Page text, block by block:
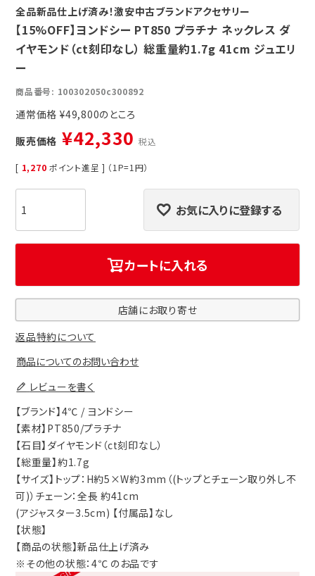
全品新品仕上げ済み！激安中古ブランドアクセサリー
【15%OFF】ヨンドシー PT850 プラチナ ネックレス ダ
イヤモンド（ct刻印なし） 総重量約1.7g 41cm ジュエリ
ー
商品番号 100302050c300892
通常価格 ¥49,800
販売価格 ¥42,330 税込
[ 1,270 ポイント進呈 ] （1P=1円）
お気に入りに登録する
カートに入れる
店舗にお取り寄せ
返品特約について
商品についてのお問い合わせ
レビューを書く
【ブランド】4℃ / ヨンドシー
【素材】PT850/プラチナ
【石目】ダイヤモンド（ct刻印なし）
【総重量】約1.7g
【サイズ】トップ：H約5×W約3mm（(トップとチェーン取り外し不
可)）チェーン：全長 約41cm
(アジャスター3.5cm) 【付属品】なし
【状態】
【商品の状態】新品仕上げ済み
※その他の状態：4℃ のお品です